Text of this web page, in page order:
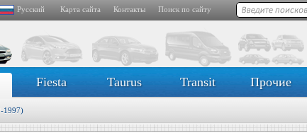
Русский Карта сайта Контакты Поиск по сайту
Fiesta Taurus Transit Прочие
1997)